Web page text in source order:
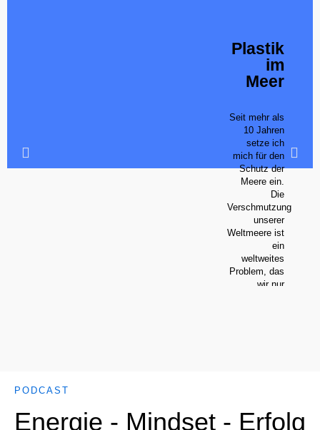
Plastik
im
Meer
Seit mehr als
10 Jahren
setze ich
mich für den
Schutz der
Meere ein.
Die
Verschmutzung
unserer
Weltmeere ist
ein
weltweites
Problem, das
wir nur
PODCAST
Energie - Mindset - Erfolg